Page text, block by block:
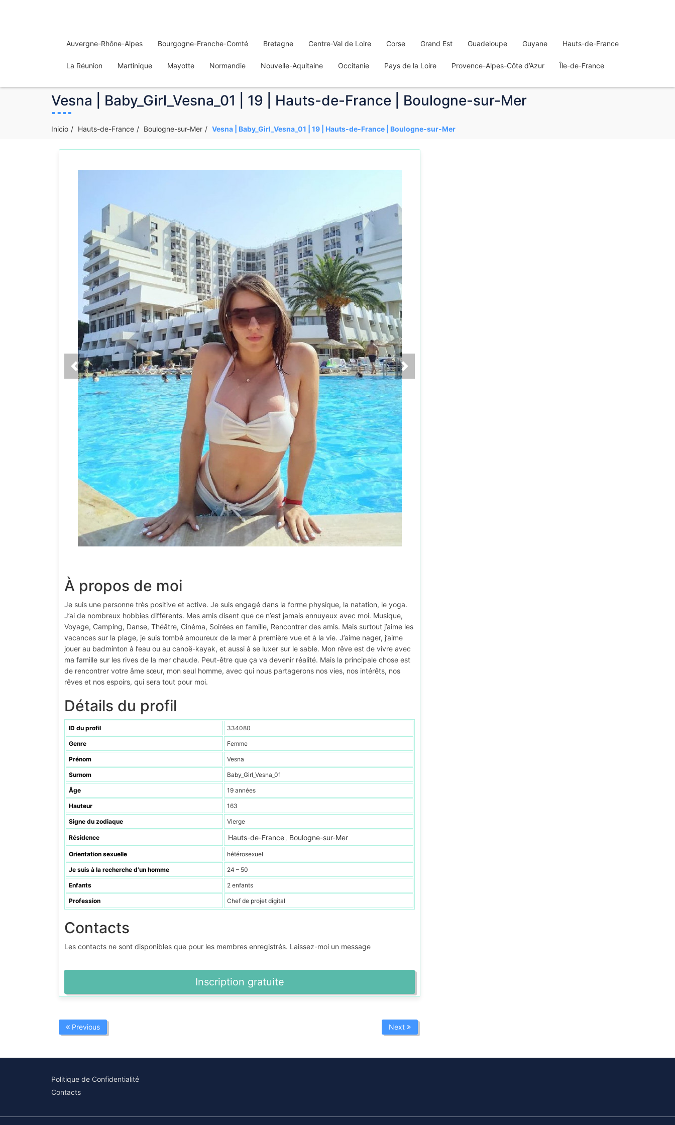
Auvergne-Rhône-Alpes Bourgogne-Franche-Comté Bretagne Centre-Val de Loire Corse Grand Est Guadeloupe Guyane Hauts-de-France
La Réunion Martinique Mayotte Normandie Nouvelle-Aquitaine Occitanie Pays de la Loire Provence-Alpes-Côte d’Azur Île-de-France
Vesna | Baby_Girl_Vesna_01 | 19 | Hauts-de-France | Boulogne-sur-Mer
Inicio Hauts-de-France Boulogne-sur-Mer Vesna | Baby_Girl_Vesna_01 | 19 | Hauts-de-France | Boulogne-sur-Mer
À propos de moi
Je suis une personne très positive et active. Je suis engagé dans la forme physique, la natation, le yoga.
J’ai de nombreux hobbies différents. Mes amis disent que ce n’est jamais ennuyeux avec moi. Musique,
Voyage, Camping, Danse, Théâtre, Cinéma, Soirées en famille, Rencontrer des amis. Mais surtout j’aime les
vacances sur la plage, je suis tombé amoureux de la mer à première vue et à la vie. J’aime nager, j’aime
jouer au badminton à l’eau ou au canoë-kayak, et aussi à se luxer sur le sable. Mon rêve est de vivre avec
ma famille sur les rives de la mer chaude. Peut-être que ça va devenir réalité. Mais la principale chose est
de rencontrer votre âme sœur, mon seul homme, avec qui nous partagerons nos vies, nos intérêts, nos
rêves et nos espoirs, qui sera tout pour moi.
Détails du profil
ID du profil 334080
Genre Femme
Prénom Vesna
Surnom Baby_Girl_Vesna_01
Âge 19 années
Hauteur 163
Signe du zodiaque Vierge
Résidence Hauts-de-France , Boulogne-sur-Mer
Orientation sexuelle hétérosexuel
Je suis à la recherche d’un homme 24 – 50
Enfants 2 enfants
Profession Chef de projet digital
Contacts
Les contacts ne sont disponibles que pour les membres enregistrés. Laissez-moi un message
Inscription gratuite
Previous Next
Politique de Confidentialité
Contacts